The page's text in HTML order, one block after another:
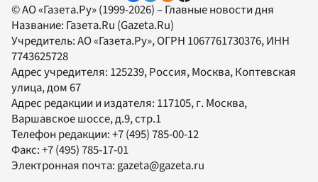
© АО «Газета.Ру» (1999-2026) – Главные новости дня
Название: Газета.Ru (Gazeta.Ru)
Учредитель:АО «Газета.Ру», ОГРН 1067761730376, ИНН
7743625728
Адрес учредителя: 125239, Россия, Москва, Коптевская
улица, дом 67
Адрес редакции и издателя: 117105, г. Москва,
Варшавское шоссе, д.9, стр.1
Телефон редакции:+7 (495) 785-00-12
Факс:+7 (495) 785-17-01
Электронная почта:gazeta@gazeta.ru